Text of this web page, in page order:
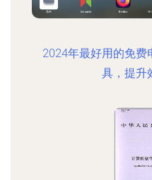
2024年最好用的免费
具，提升